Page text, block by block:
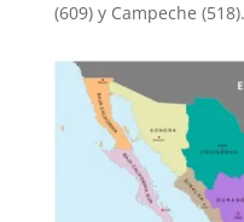
(609) y Campeche (518).